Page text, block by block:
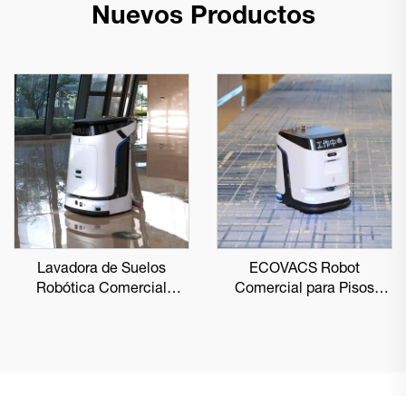
Nuevos Productos
Lavadora de Suelos
Robótica Comercial
ECOVACS Robot
Comercial para Pisos